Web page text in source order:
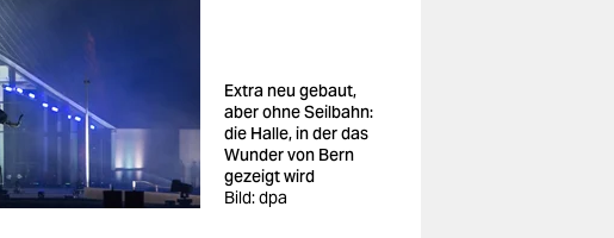
Extra neu gebaut,
aber ohne Seilbahn:
die Halle, in der das
Wunder von Bern
gezeigt wird
Bild: dpa